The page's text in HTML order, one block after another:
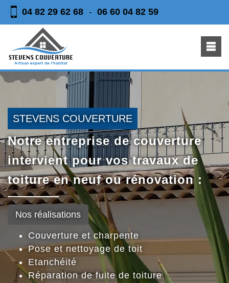
04 82 29 62 68 - 06 60 04 82 59
STEVENS COUVERTURE
Notre entreprise de couverture
intervient pour vos travaux de
toiture en neuf ou rénovation :
Nos réalisations
Couverture et charpente
Pose et nettoyage de toit
Etanchéité
Réparation de fuite de toiture